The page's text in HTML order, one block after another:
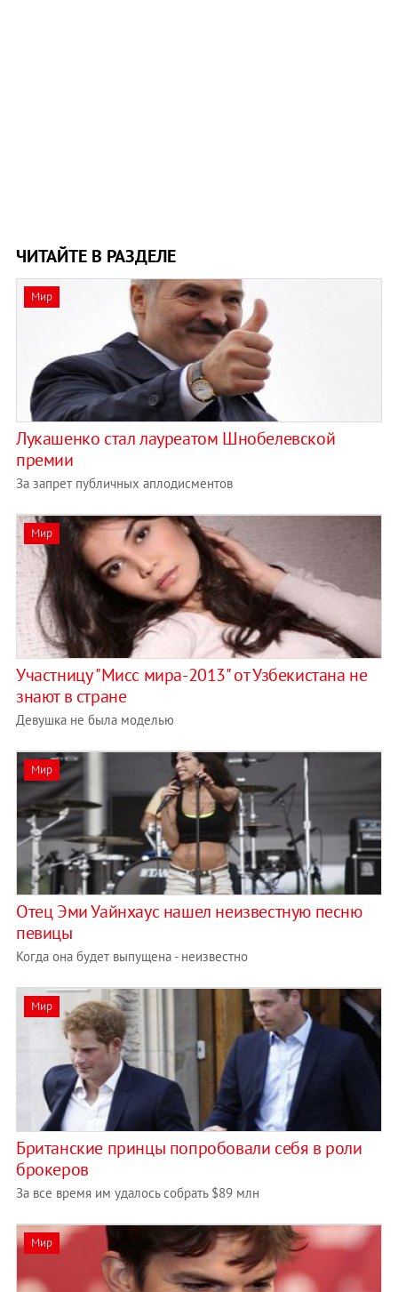
ЧИТАЙТЕ В РАЗДЕЛЕ
Мир
Лукашенко стал лауреатом Шнобелевской
премии
За запрет публичных аплодисментов
Мир
Участницу "Мисс мира-2013" от Узбекистана не
знают в стране
Девушка не была моделью
Мир
Отец Эми Уайнхаус нашел неизвестную песню
певицы
Когда она будет выпущена - неизвестно
Мир
Британские принцы попробовали себя в роли
брокеров
За все время им удалось собрать $89 млн
Мир